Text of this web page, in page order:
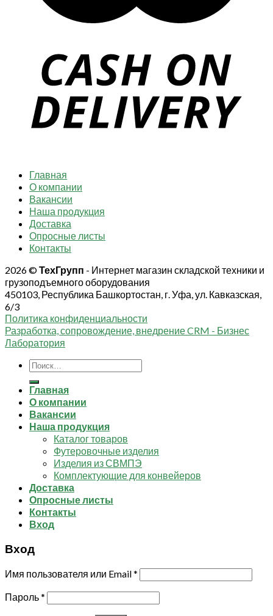
Главная
О компании
Вакансии
Наша продукция
Доставка
Опросные листы
Контакты
2026 ©ТехГрупп - Интернет магазин складской техники и
грузоподъемного оборудования
450103, Республика Башкортостан, г. Уфа, ул. Кавказская,
6/3
Политика конфиденциальности
Разработка, сопровождение, внедрение CRM - Бизнес
Лаборатория
Искать:
Главная
О компании
Вакансии
Наша продукция
Каталог товаров
Футеровочные изделия
Изделия из СВМПЭ
Комплектующие для конвейеров
Доставка
Опросные листы
Контакты
Вход
Вход
Имя пользователя или Email*
Пароль*